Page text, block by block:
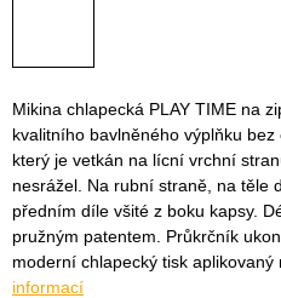
Mikina chlapecká PLAY TIME na
kvalitního bavlněného výplňku
který je vetkán na lícní vrchní
nesrážel. Na rubní straně, na těle
předním díle všité z boku kapsy.
pružným patentem. Průkrčník
moderní chlapecký tisk aplikovaný
informací